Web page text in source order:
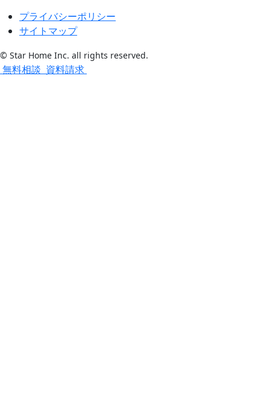
プライバシーポリシー
サイトマップ
© Star Home Inc. all rights reserved.
無料相談 資料請求